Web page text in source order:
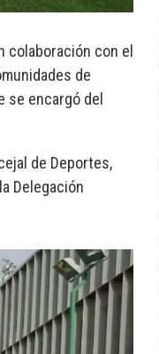
colaboración con el
de
se encargó del
de Deportes,
Delegación